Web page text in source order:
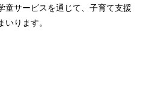
童サービスを通じて、子育て支援
ります。